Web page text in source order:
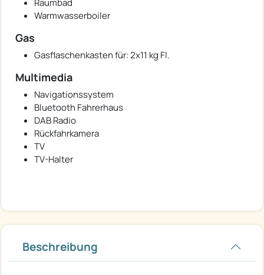
Raumbad
Warmwasserboiler
Gas
Gasflaschenkasten für: 2x11 kg Fl.
Multimedia
Navigationssystem
Bluetooth Fahrerhaus
DAB Radio
Rückfahrkamera
TV
TV-Halter
Beschreibung